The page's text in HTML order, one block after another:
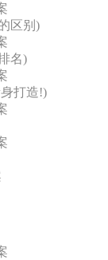
区别)
名)
打造!)